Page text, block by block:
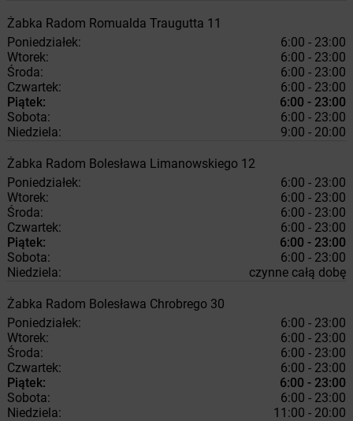
Żabka Radom Romualda Traugutta 11
Poniedziałek:
6:00 - 23:00
Wtorek:
6:00 - 23:00
Środa:
6:00 - 23:00
Czwartek:
6:00 - 23:00
Piątek:
6:00 - 23:00
Sobota:
6:00 - 23:00
Niedziela:
9:00 - 20:00
Żabka Radom Bolesława Limanowskiego 12
Poniedziałek:
6:00 - 23:00
Wtorek:
6:00 - 23:00
Środa:
6:00 - 23:00
Czwartek:
6:00 - 23:00
Piątek:
6:00 - 23:00
Sobota:
6:00 - 23:00
Niedziela:
czynne całą dobę
Żabka Radom Bolesława Chrobrego 30
Poniedziałek:
6:00 - 23:00
Wtorek:
6:00 - 23:00
Środa:
6:00 - 23:00
Czwartek:
6:00 - 23:00
Piątek:
6:00 - 23:00
Sobota:
6:00 - 23:00
Niedziela:
11:00 - 20:00